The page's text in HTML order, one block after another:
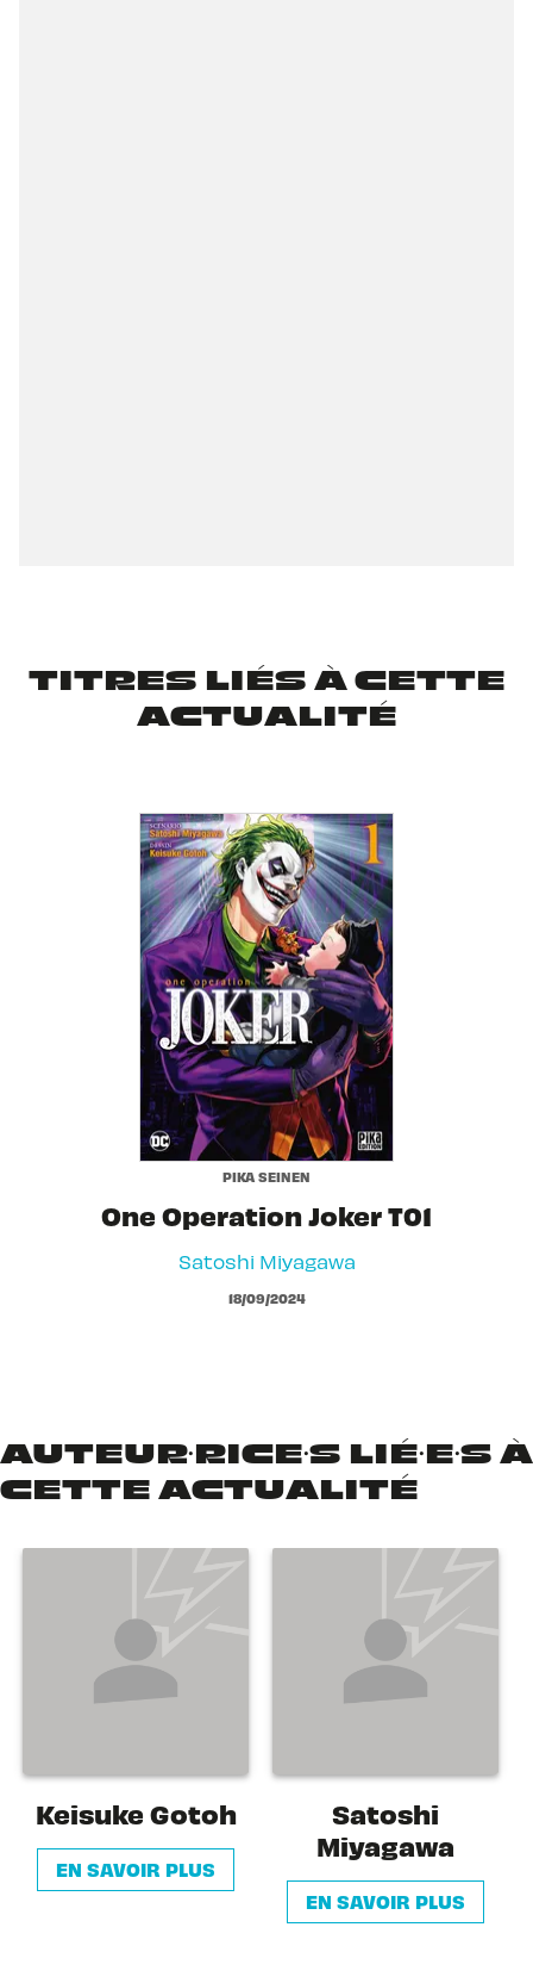
TITRES LIÉS À CETTE
ACTUALITÉ
PIKA SEINEN
One Operation Joker T01
Satoshi Miyagawa
18/09/2024
AUTEUR·RICE·S LIÉ·E·S À
CETTE ACTUALITÉ
Keisuke Gotoh
EN SAVOIR PLUS
Satoshi
Miyagawa
EN SAVOIR PLUS